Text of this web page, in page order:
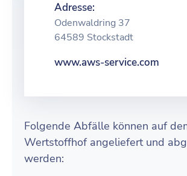
Adresse:
Odenwaldring 37
64589 Stockstadt
www.aws-service.com
Folgende Abfälle können auf
Wertstoffhof angeliefert und
werden: